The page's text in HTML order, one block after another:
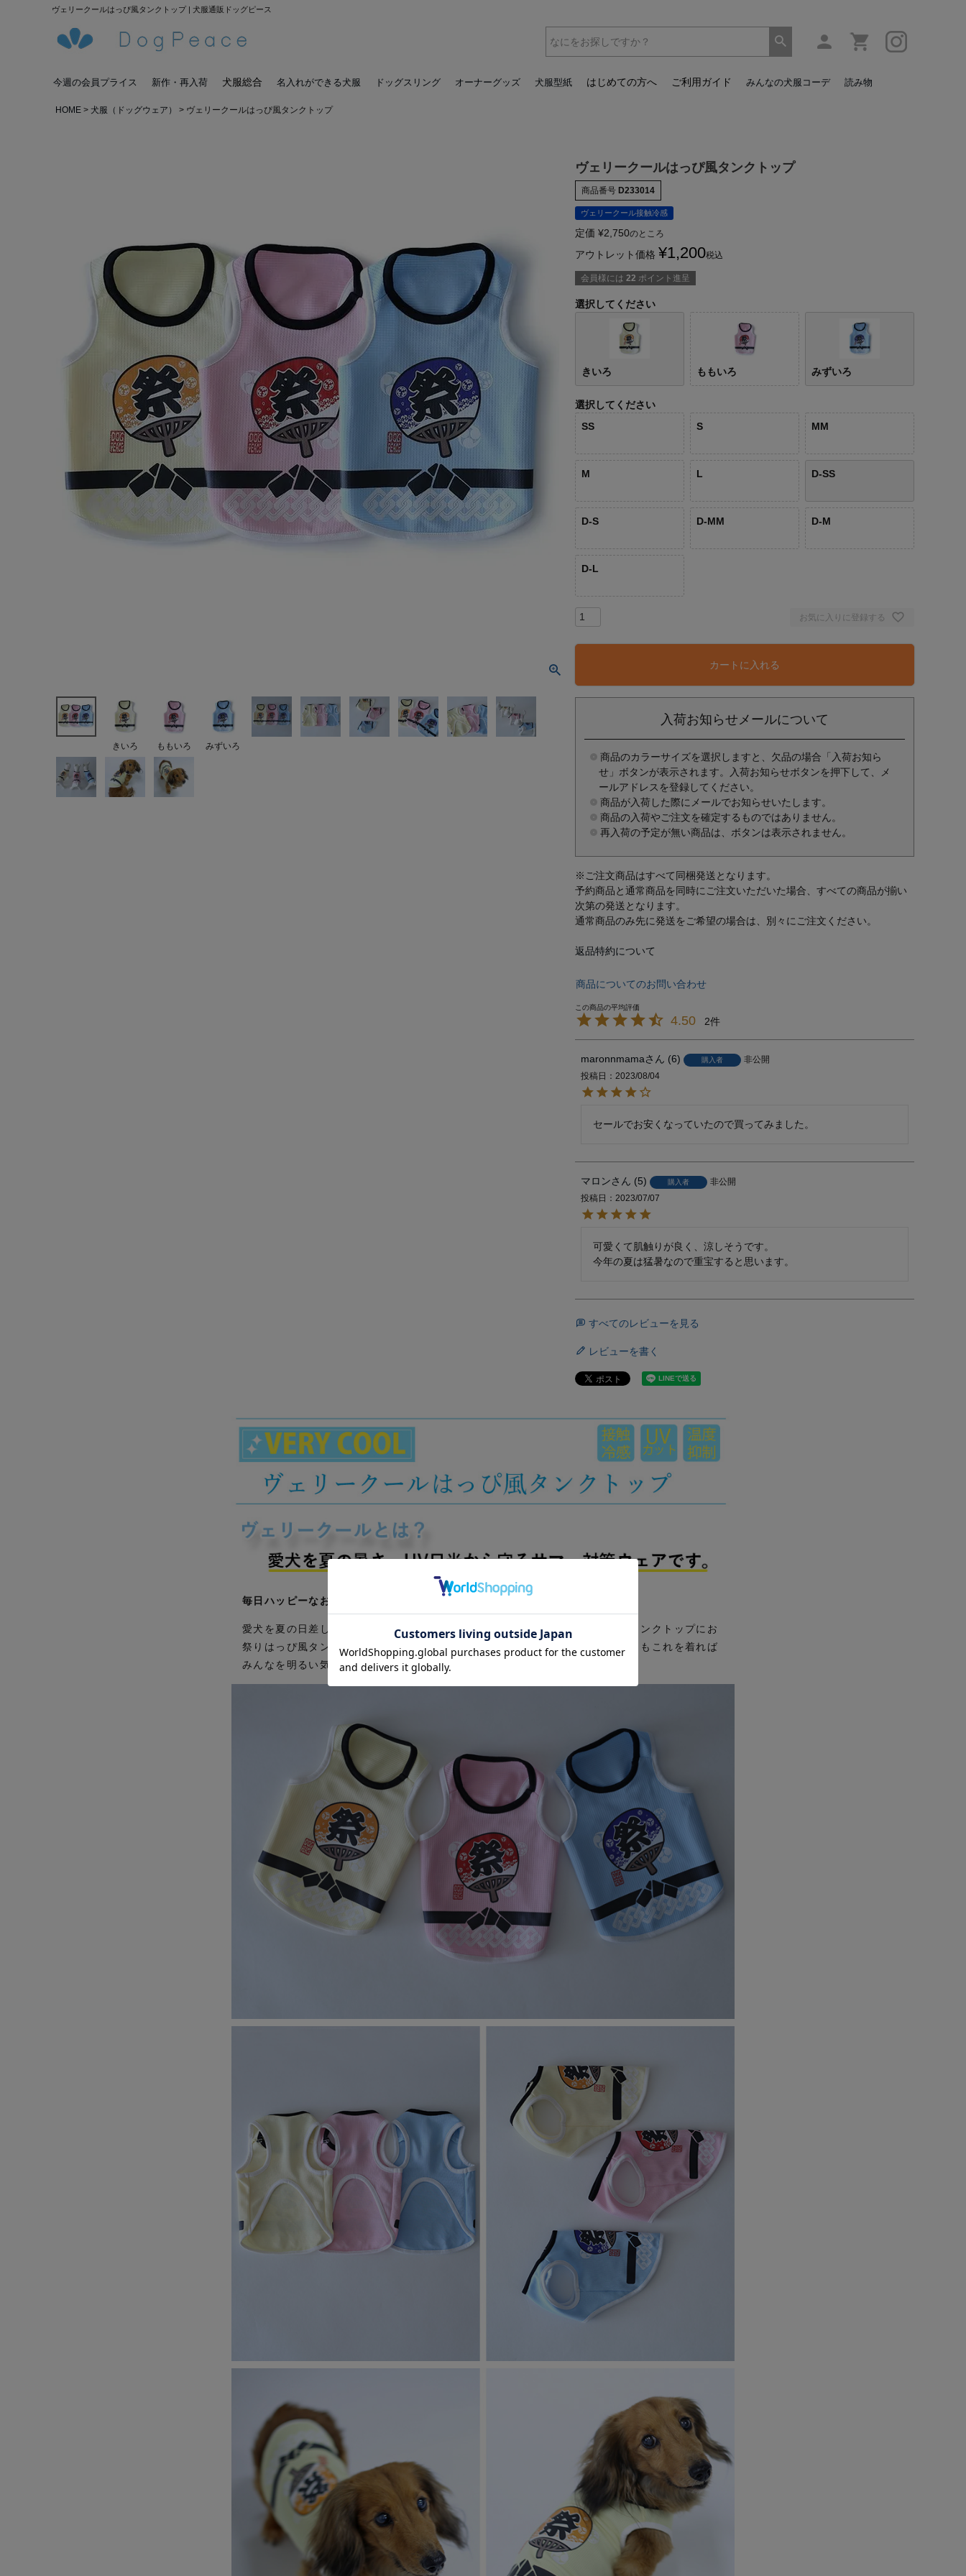
ヴェリークールはっぴ風タンクトップ | 犬服通販ドッグピース
今週の会員プライス 新作・再入荷 犬服総合 名入れができる犬服 ドッグスリング オーナーグッズ 犬服型紙 はじめての方へ ご利用ガイド みんなの犬服コーデ 読み物
HOME 犬服（ドッグウェア） ヴェリークールはっぴ風タンクトップ
きいろ ももいろ みずいろ
ヴェリークールはっぴ風タンクトップ
商品番号 D233014
ヴェリークール接触冷感
定価 ¥2,750のところ
アウトレット価格 ¥1,200税込
会員様には 22 ポイント進呈
選択してください
きいろ ももいろ みずいろ
選択してください
SS
S MM
M L D-SS
D-S D-MM D-M
D-L
お気に入りに登録する
カートに入れる
入荷お知らせメールについて
商品のカラーサイズを選択しますと、欠品の場合「入荷お知ら
せ」ボタンが表示されます。入荷お知らせボタンを押下して、メ
ールアドレスを登録してください。
商品が入荷した際にメールでお知らせいたします。
商品の入荷やご注文を確定するものではありません。
再入荷の予定が無い商品は、ボタンは表示されません。
※ご注文商品はすべて同梱発送となります。
予約商品と通常商品を同時にご注文いただいた場合、すべての商品が揃い
次第の発送となります。
通常商品のみ先に発送をご希望の場合は、別々にご注文ください。
返品特約について
商品についてのお問い合わせ
4.50 2
maronnmama 6 購入者
非公開
投稿日
2023/08/04
セールでお安くなっていたので買ってみました。
マロン 5 購入者
非公開
投稿日
2023/07/07
可愛くて肌触りが良く、涼しそうです。
今年の夏は猛暑なので重宝すると思います。
すべてのレビューを見る
レビューを書く
毎日ハッピーなお祭り気分
愛犬を夏の日差し・気温から守るサマープロテクトウェア・ヴェリークールのタンクトップにお
祭りはっぴ風タンクトップが登場。今年の夏祭りはもちろん、お祭りじゃない日もこれを着れば
みんなを明るい気分にしてくれます♪